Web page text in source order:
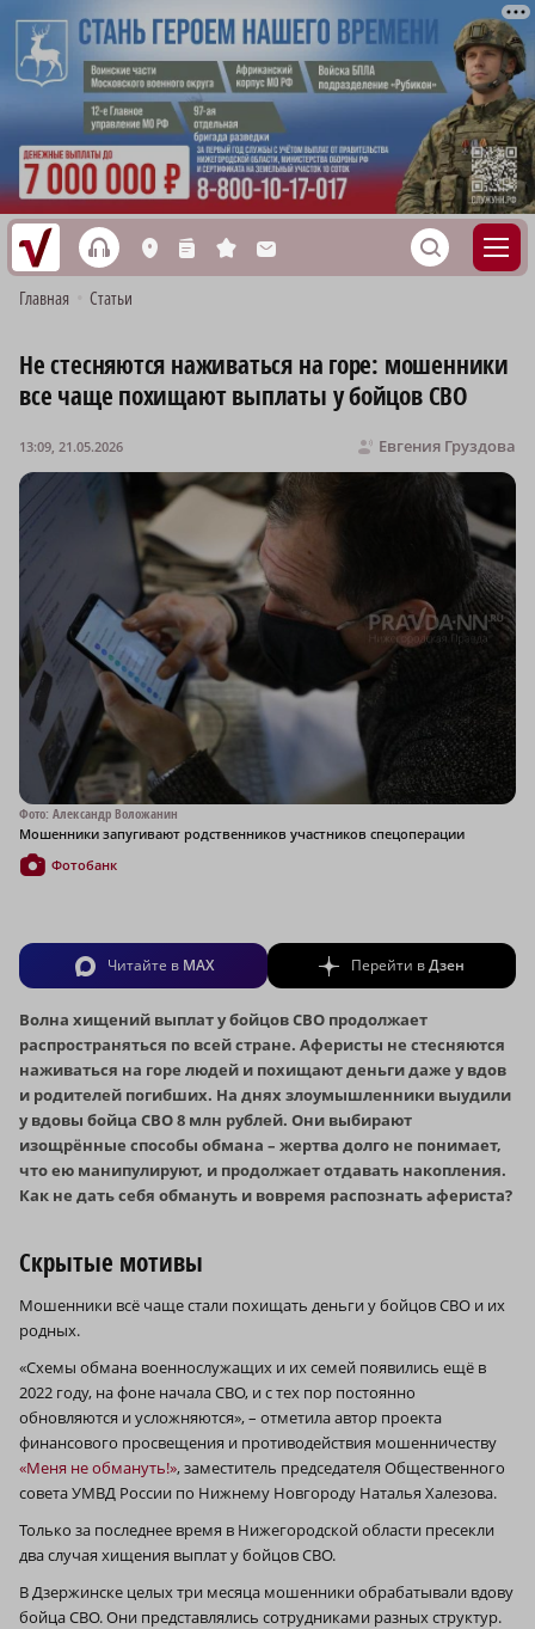
h L n s M S
Главная Статьи
Не стесняются наживаться на горе: мошенники
все чаще похищают выплаты у бойцов СВО
Евгения Груздова
13:09, 21.05.2026
Фото: Александр Воложанин
Мошенники запугивают родственников участников спецоперации
Фотобанк
Читайте в MAX Перейти вДзен
Волна хищений выплат у бойцов СВО продолжает
распространяться по всей стране. Аферисты не стесняются
наживаться на горе людей и похищают деньги даже у вдов
и родителей погибших. На днях злоумышленники выудили
у вдовы бойца СВО 8 млн рублей. Они выбирают
изощрённые способы обмана – жертва долго не понимает,
что ею манипулируют, и продолжает отдавать накопления.
Как не дать себя обмануть и вовремя распознать афериста?
Скрытые мотивы
Мошенники всё чаще стали похищать деньги у бойцов СВО и их
родных.
«Схемы обмана военнослужащих и их семей появились ещё в
2022 году, на фоне начала СВО, и с тех пор постоянно
обновляются и усложняются», – отметила автор проекта
финансового просвещения и противодействия мошенничеству
«Меня не обмануть!», заместитель председателя Общественного
совета УМВД России по Нижнему Новгороду Наталья Халезова.
Только за последнее время в Нижегородской области пресекли
два случая хищения выплат у бойцов СВО.
В Дзержинске целых три месяца мошенники обрабатывали вдову
бойца СВО. Они представлялись сотрудниками разных структур.